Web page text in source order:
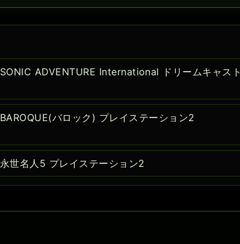
SONIC ADVENTURE International ドリームキャスト
BAROQUE(バロック) プレイステーション2
永世名人5 プレイステーション2